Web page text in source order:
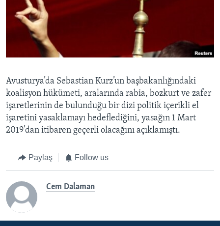
Avusturya’da Sebastian Kurz’un başbakanlığındaki
koalisyon hükümeti, aralarında rabia, bozkurt ve zafer
işaretlerinin de bulunduğu bir dizi politik içerikli el
işaretini yasaklamayı hedeflediğini, yasağın 1 Mart
2019’dan itibaren geçerli olacağını açıklamıştı.
Paylaş Follow us
Cem Dalaman